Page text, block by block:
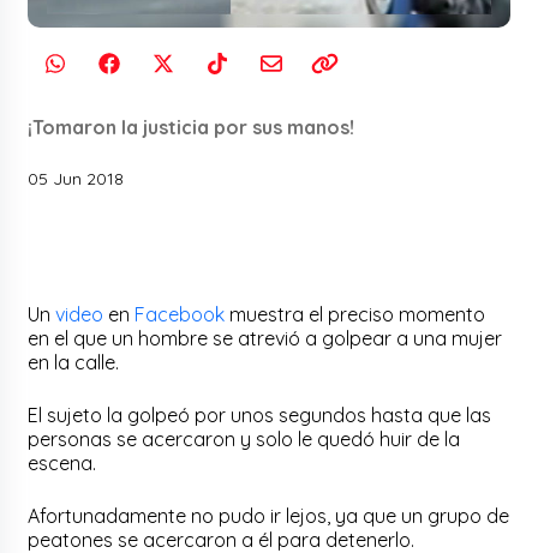
¡Tomaron la justicia por sus manos!
05 Jun 2018
Unvideo en Facebook muestra el preciso momento
en el que un hombre se atrevió a golpear a una mujer
en la calle.
El sujeto la golpeó por unos segundos hasta que las
personas se acercaron y solo le quedó huir de la
escena.
Afortunadamente no pudo ir lejos, ya que un grupo de
peatones se acercaron a él para detenerlo.